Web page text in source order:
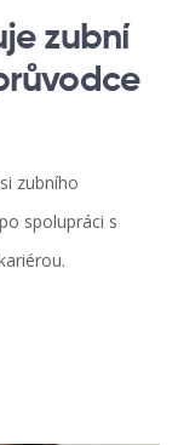
zubní
zubního
spolupráci s